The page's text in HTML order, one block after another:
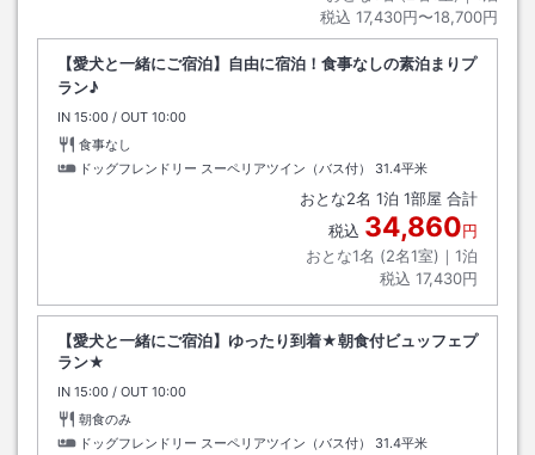
税込 17,430円〜18,700円
【愛犬と一緒にご宿泊】自由に宿泊！食事なしの素泊まりプ
ラン♪
IN チェックイン
15:00 / OUT チェックアウト
10:00
食事なし
ドッグフレンドリー スーペリアツイン（バス付）
31.4平米
おとな2名 1泊 1部屋 合計
税込 34,860円
おとな1名 (2名1室)｜ 1泊
税込 17,430円
【愛犬と一緒にご宿泊】ゆったり到着★朝食付ビュッフェプ
ラン★
IN チェックイン
15:00 / OUT チェックアウト
10:00
朝食のみ
ドッグフレンドリー スーペリアツイン（バス付）
31.4平米